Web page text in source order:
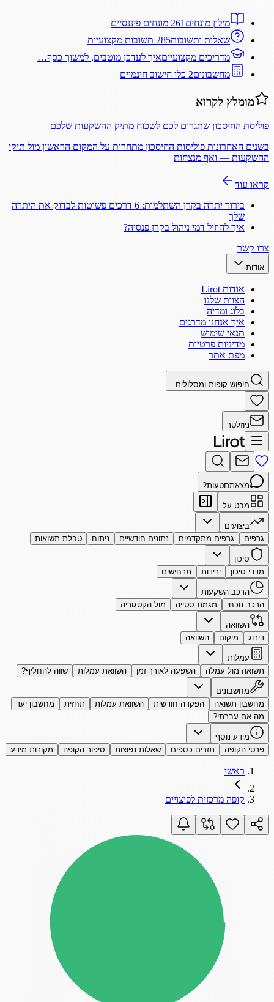
מילון מונחים 261 מונחים פיננסיים
שאלות ותשובות285 תשובות מקצועיות
מדריכים מקצועייםאיך לעדכן מוטבים, למשוך כסף…
מחשבונים2 כלי חישוב חינמיים
מומלץ לקרוא
פוליסת החיסכון שתגרום לכם לשכוח מתיק ההשקעות שלכם
בשנים האחרונות פוליסות החיסכון מתחרות על המקום הראשון מול תיקי
ההשקעות — ואף מנצחות
קראו עוד
בירור יתרה בקרן השתלמות: 6 דרכים פשוטות לבדוק את היתרה
שלך
איך להוזיל דמי ניהול בקרן פנסיה?
צרו קשר
אודות
אודות Lirot
הצוות שלנו
בלוג ומדיה
איך אנחנו מדרגים
תנאי שימוש
מדיניות פרטיות
מפת אתר
חיפוש קופות ומסלולים..
ניוזלטר
מצאתםטעות?
מבט על
ביצועים
גרפים
גרפים מתקדמים נתונים חודשיים ניתוח טבלת תשואות
סיכון
מדדי סיכון
ירידות תרחישים
הרכב השקעות
הרכב נוכחי
מגמת סטייה מול הקטגוריה
השוואה
דירוג
מיקום השוואה
עמלות
תשואה מול עמלה
השפעה לאורך זמן השוואת עמלות שווה להחליף?
מחשבונים
מחשבון תשואה
הפקדה חודשית השוואת עמלות תחזית
מחשבון יעד
מה אם עברתי?
מידע נוסף
פרטי הקופה
תזרים כספים שאלות נפוצות סיפור הקופה מקורות מידע
ראשי
קופה מרכזית לפיצויים